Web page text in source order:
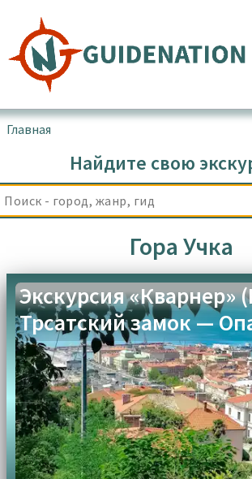
содержимому
Главная
Найдите свою
Гора Учка
Экскурсия «Кварнер»
Трсатский замок —